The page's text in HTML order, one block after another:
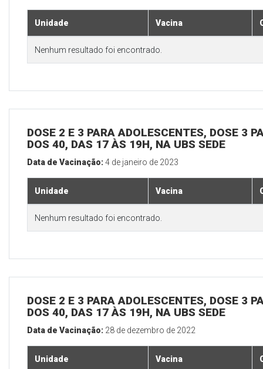
Unidade Vacina
Nenhum resultado foi encontrado.
DOSE 2 E 3 PARA ADOLESCENTES, DOSE 3
DOS 40, DAS 17 ÀS 19H, NA UBS SEDE
Data de Vacinação:4 de janeiro de 2023
Unidade Vacina
Nenhum resultado foi encontrado.
DOSE 2 E 3 PARA ADOLESCENTES, DOSE 3
DOS 40, DAS 17 ÀS 19H, NA UBS SEDE
Data de Vacinação: 28 de dezembro de 2022
Unidade Vacina